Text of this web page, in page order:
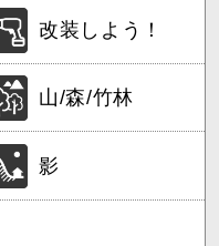
改装しよう！
山/森/竹林
影